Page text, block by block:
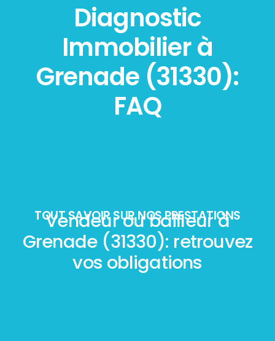
Diagnostic
Immobilier à
Grenade (31330):
FAQ
TOUT SAVOIR SUR NOS PRESTATIONS
Vendeur ou bailleur à
Grenade (31330): retrouvez
vos obligations